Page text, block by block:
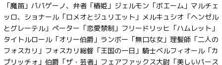
「魔笛」パパゲーノ、弁者「椿姫」ジェルモン「ボエーム」マルチェ
ッロ、ショナール「ロメオとジュリエット」メルキュシオ「ヘンゼル
とグレーテル」ペーター「恋愛禁制」フリードリッヒ「ハムレット」
タイトルロール「オリー伯爵」ランボー「無口な女」理髪師「二人の
フォスカリ」フォスカリ総督「王国の一日」騎士ベルフィオール「カ
プリッチォ」伯爵「ザ・芸者」フェアファックス大尉「美しいパース